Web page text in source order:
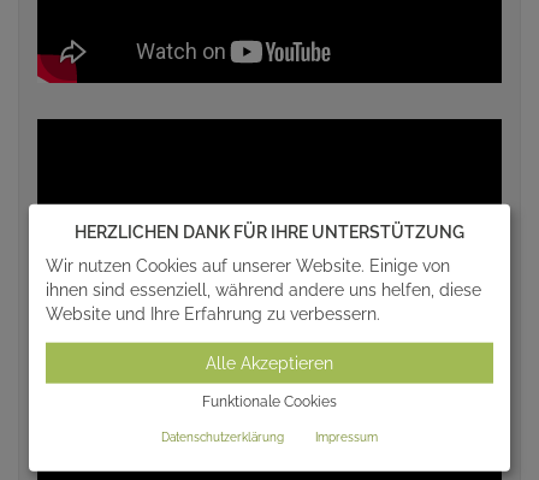
HERZLICHEN DANK FÜR IHRE UNTERSTÜTZUNG
Wir nutzen Cookies auf unserer Website. Einige von
ihnen sind essenziell, während andere uns helfen, diese
Website und Ihre Erfahrung zu verbessern.
Alle Akzeptieren
Funktionale Cookies
Datenschutzerklärung Impressum